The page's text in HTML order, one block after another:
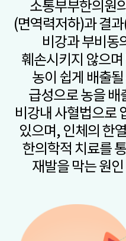
소통부부한의원
(면역력저하)과 결
비강과 부비동
훼손시키지 않으
농이 쉽게 배출
급성으로 농을
비강내 사혈법으로
있으며,인체의 한
한의학적 치료를
재발을 막는 원